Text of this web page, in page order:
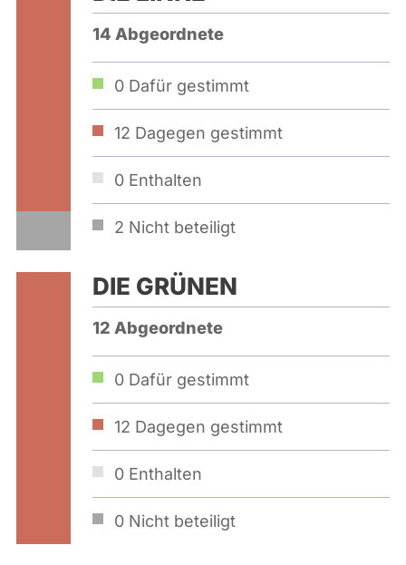
14 Abgeordnete
0 Dafür gestimmt
12 Dagegen gestimmt
0 Enthalten
2 Nicht beteiligt
DIE GRÜNEN
12 Abgeordnete
0 Dafür gestimmt
12 Dagegen gestimmt
0 Enthalten
0 Nicht beteiligt